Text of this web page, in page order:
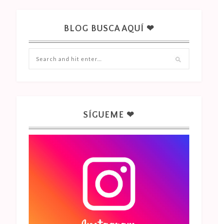
BLOG BUSCA AQUÍ ❤
SÍGUEME ❤